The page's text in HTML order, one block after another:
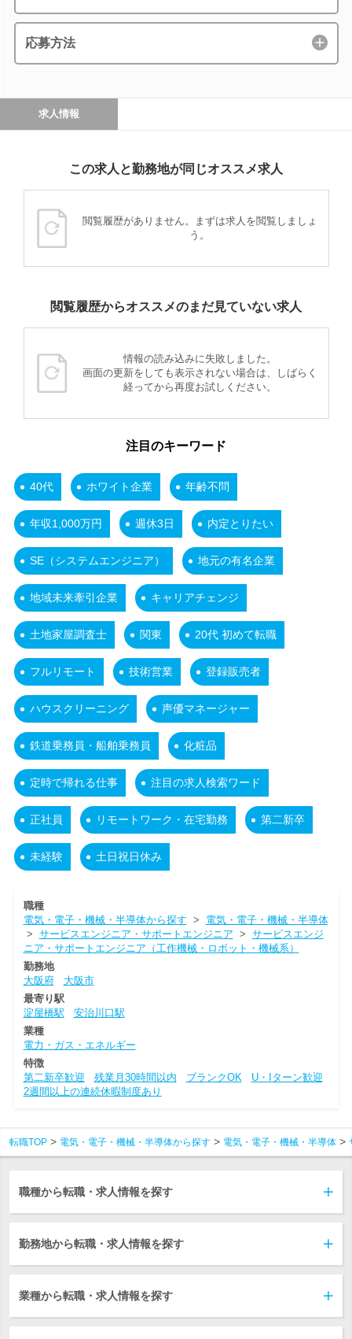
応募方法
求人情報
この求人と勤務地が同じオススメ求人
閲覧履歴がありません。まずは求人を閲覧しましょ
う。
閲覧履歴からオススメのまだ見ていない求人
情報の読み込みに失敗しました。
画面の更新をしても表示されない場合は、しばらく
経ってから再度お試しください。
注目のキーワード
40代 ホワイト企業 年齢不問
年収1,000万円 週休3日 内定とりたい
SE（システムエンジニア） 地元の有名企業
地域未来牽引企業 キャリアチェンジ
土地家屋調査士 関東 20代 初めて転職
フルリモート 技術営業 登録販売者
ハウスクリーニング 声優マネージャー
鉄道乗務員・船舶乗務員 化粧品
定時で帰れる仕事 注目の求人検索ワード
正社員 リモートワーク・在宅勤務 第二新卒
未経験 土日祝日休み
職種
電気・電子・機械・半導体から探す > 電気・電子・機械・半導体
> サービスエンジニア・サポートエンジニア > サービスエンジ
ニア・サポートエンジニア（工作機械・ロボット・機械系）
勤務地
大阪府
大阪市
最寄り駅
淀屋橋駅
安治川口駅
業種
電力・ガス・エネルギー
特徴
第二新卒歓迎
残業月30時間以内 ブランクOK
U・Iターン歓迎
2週間以上の連続休暇制度あり
転職TOP 電気・電子・機械・半導体から探す 電気・電子・機械・半導体
職種から転職・求人情報を探す
勤務地から転職・求人情報を探す
業種から転職・求人情報を探す